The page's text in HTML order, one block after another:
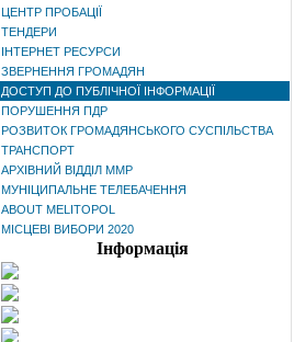
ЦЕНТР ПРОБАЦІЇ
ТЕНДЕРИ
ІНТЕРНЕТ РЕСУРСИ
ЗВЕРНЕННЯ ГРОМАДЯН
ДОСТУП ДО ПУБЛІЧНОЇ ІНФОРМАЦІЇ
ПОРУШЕННЯ ПДР
РОЗВИТОК ГРОМАДЯНСЬКОГО СУСПІЛЬСТВА
ТРАНСПОРТ
АРХІВНИЙ ВІДДІЛ ММР
МУНІЦИПАЛЬНЕ ТЕЛЕБАЧЕННЯ
ABOUT MELITOPOL
МІСЦЕВІ ВИБОРИ 2020
Інформація